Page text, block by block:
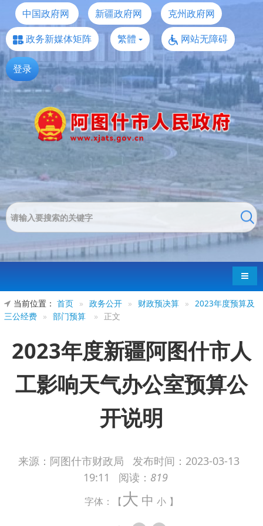
中国政府网 新疆政府网
克州政府网
政务新媒体矩阵
繁體 网站无障碍
登录
导航
当前位置： 首页 » 政务公开 » 财政预决算 »
2023年度预算及
三公经费 » 部门预算 » 正文
2023年度新疆阿图什市人
工影响天气办公室预算公
开说明
来源：阿图什市财政局 发布时间： 2023-03-13
19:11
阅读： 819
字体：【大 中 小 】